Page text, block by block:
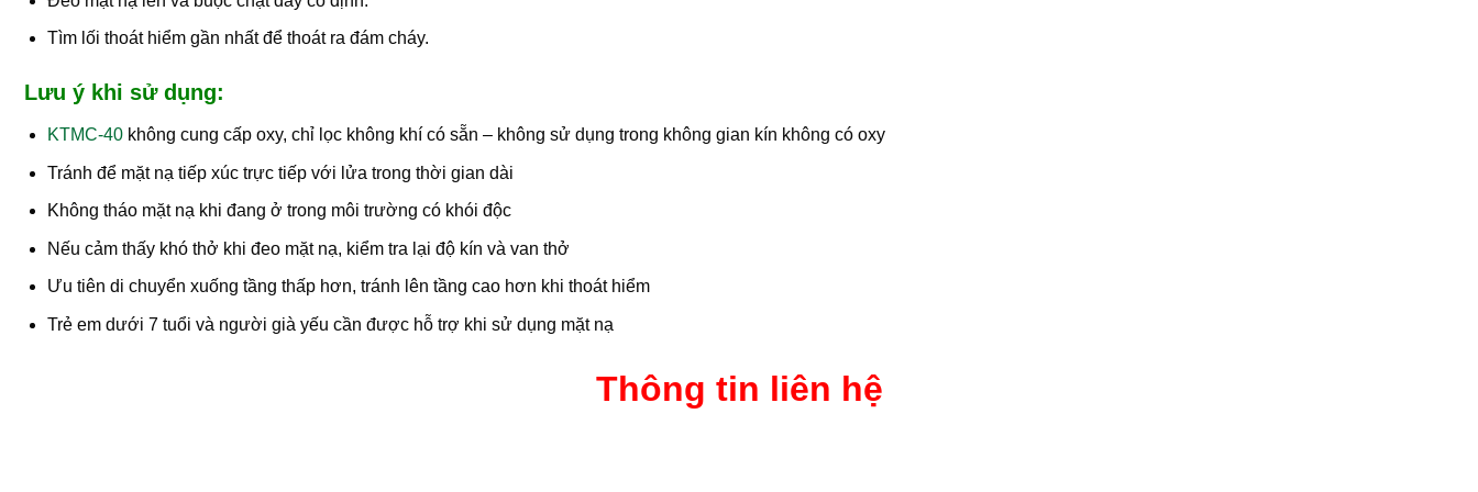
Tìm lối thoát hiểm gần nhất để thoát ra đám cháy.
Lưu ý khi sử dụng:
KTMC-40không cung cấp oxy, chỉ lọc không khí có sẵn – không sử dụng trong không gian kín không có oxy
Tránh để mặt nạ tiếp xúc trực tiếp với lửa trong thời gian dài
Không tháo mặt nạ khi đang ở trong môi trường có khói độc
Nếu cảm thấy khó thở khi đeo mặt nạ, kiểm tra lại độ kín và van thở
Ưu tiên di chuyển xuống tầng thấp hơn, tránh lên tầng cao hơn khi thoát hiểm
Trẻ em dưới 7 tuổi và người già yếu cần được hỗ trợ khi sử dụng mặt nạ
Thông tin liên hệ